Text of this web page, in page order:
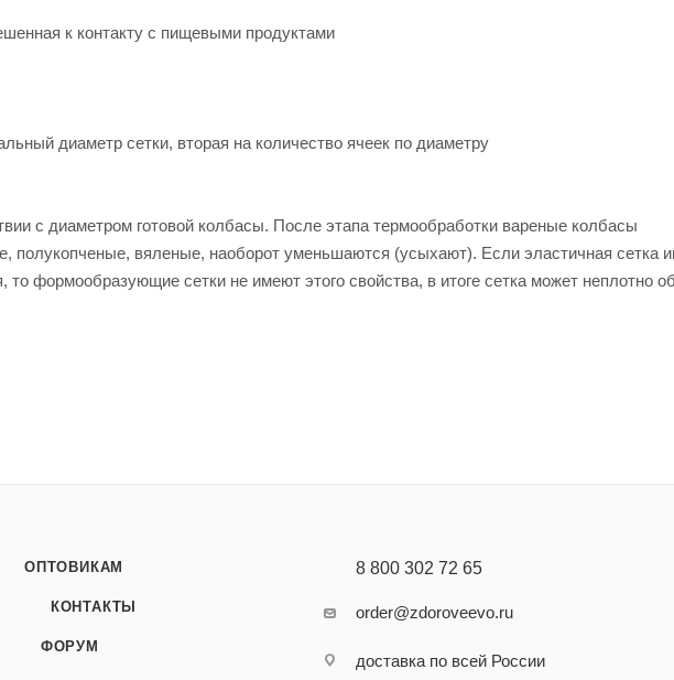
к контакту с пищевыми продуктами
диаметр сетки, вторая на количество ячеек по диаметру
с диаметром готовой колбасы. После этапа термообработки вареные колбасы
полукопченые, вяленые, наоборот уменьшаются (усыхают). Если эластичная сетка
то формообразующие сетки не имеют этого свойства, в итоге сетка может неплотно
ОПТОВИКАМ
КОНТАКТЫ
ФОРУМ
8 800 302 72 65
order@zdoroveevo.ru
доставка по всей России